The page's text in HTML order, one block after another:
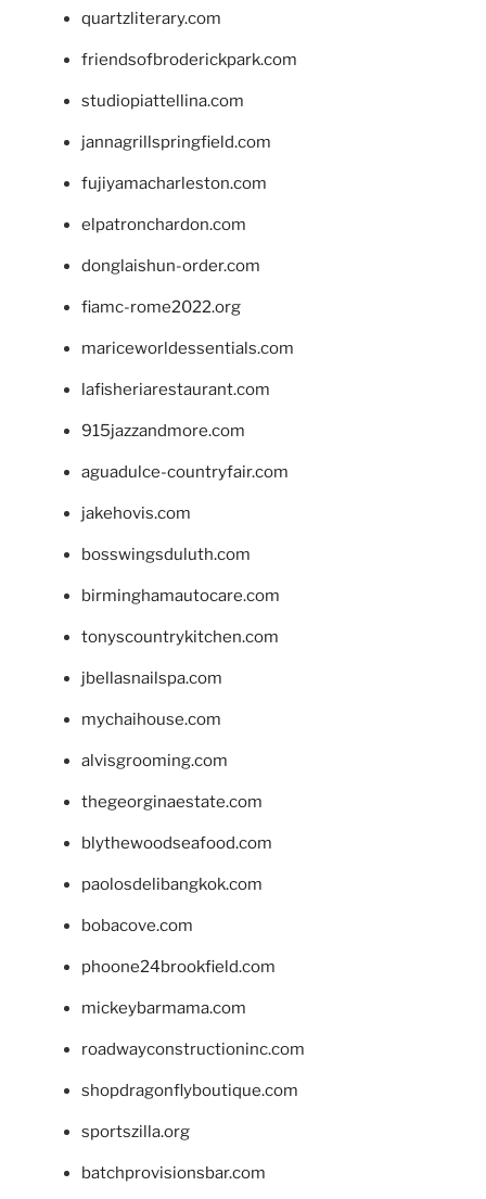
quartzliterary.com
friendsofbroderickpark.com
studiopiattellina.com
jannagrillspringfield.com
fujiyamacharleston.com
elpatronchardon.com
donglaishun-order.com
fiamc-rome2022.org
mariceworldessentials.com
lafisheriarestaurant.com
915jazzandmore.com
aguadulce-countryfair.com
jakehovis.com
bosswingsduluth.com
birminghamautocare.com
tonyscountrykitchen.com
jbellasnailspa.com
mychaihouse.com
alvisgrooming.com
thegeorginaestate.com
blythewoodseafood.com
paolosdelibangkok.com
bobacove.com
phoone24brookfield.com
mickeybarmama.com
roadwayconstructioninc.com
shopdragonflyboutique.com
sportszilla.org
batchprovisionsbar.com